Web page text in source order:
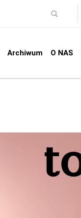
Archiwum O NAS